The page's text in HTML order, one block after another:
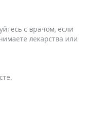
с врачом, если
лекарства или